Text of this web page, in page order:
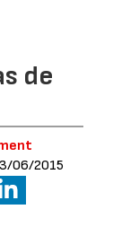
de
06/2015